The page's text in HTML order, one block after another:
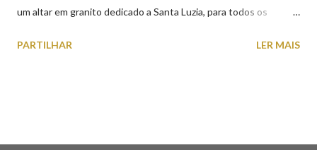
um altar em granito dedicado a Santa Luzia, para todos os
uma capela dedicada a Santa Luzia construída no cimo do monte
PARTILHAR LER MAIS